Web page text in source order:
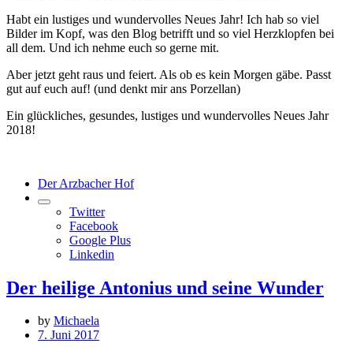
Habt ein lustiges und wundervolles Neues Jahr! Ich hab so viel
Bilder im Kopf, was den Blog betrifft und so viel Herzklopfen bei
all dem. Und ich nehme euch so gerne mit.
Aber jetzt geht raus und feiert. Als ob es kein Morgen gäbe. Passt
gut auf euch auf! (und denkt mir ans Porzellan)
Ein glückliches, gesundes, lustiges und wundervolles Neues Jahr
2018!
Der Arzbacher Hof
Twitter
Facebook
Google Plus
Linkedin
Der heilige Antonius und seine Wunder
by Michaela
7. Juni 2017